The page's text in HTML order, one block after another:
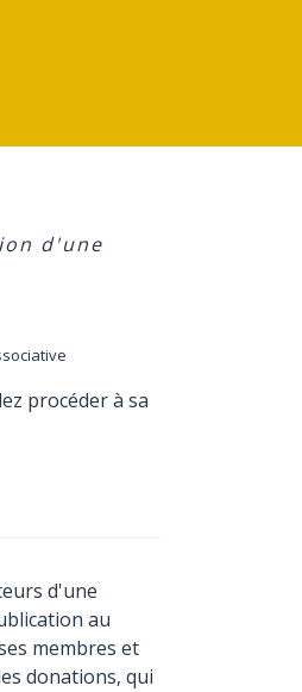
d'une
procéder à sa
d'une
au
membres et
donations, qui